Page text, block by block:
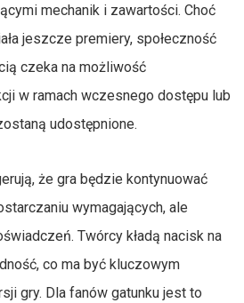
mechanik i zawartości. Choć
jeszcze premiery, społeczność
czeka na możliwość
w ramach wczesnego dostępu lub
udostępnione.
że gra będzie kontynuować
wymagających, ale
Twórcy kładą nacisk na
co ma być kluczowym
gry. Dla fanów gatunku jest to